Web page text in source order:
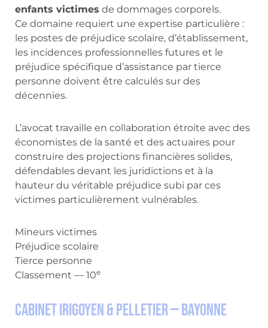
enfants victimes de dommages corporels.
Ce domaine requiert une expertise particulière :
les postes de préjudice scolaire, d’établissement,
les incidences professionnelles futures et le
préjudice spécifique d’assistance par tierce
personne doivent être calculés sur des
décennies.
L’avocat travaille en collaboration étroite avec des
économistes de la santé et des actuaires pour
construire des projections financières solides,
défendables devant les juridictions et à la
hauteur du véritable préjudice subi par ces
victimes particulièrement vulnérables.
Mineurs victimes
Préjudice scolaire
Tierce personne
Classement — 10e
Cabinet Irigoyen & Pelletier — Bayonne